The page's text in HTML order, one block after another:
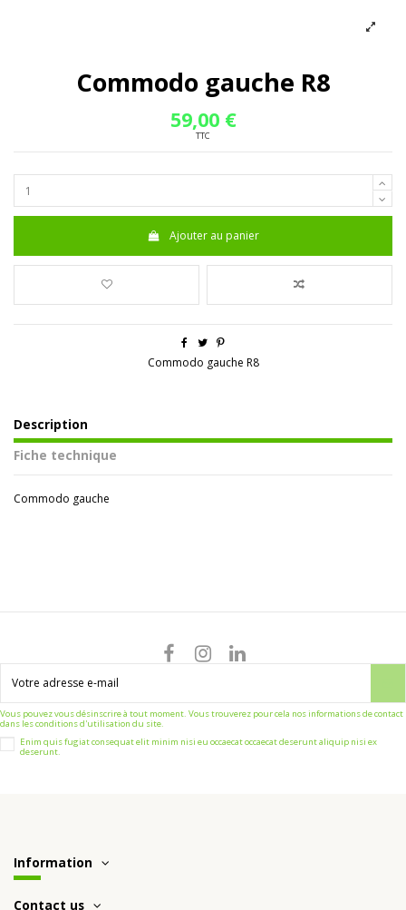
Commodo gauche R8
59,00 €
TTC
Ajouter au panier
Commodo gauche R8
Description
Fiche technique
Commodo gauche
Vous pouvez vous désinscrire à tout moment. Vous trouverez pour cela nos informations de contact
dans les conditions d'utilisation du site.
Enim quis fugiat consequat elit minim nisi eu occaecat occaecat deserunt aliquip nisi ex
deserunt.
Information
Contact us